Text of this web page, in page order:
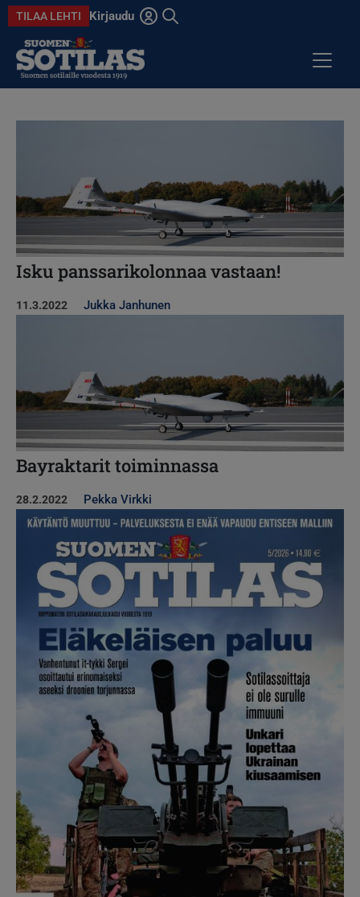
Hyppää pääsisältöön
TILAA LEHTI Kirjaudu Avaa haku
ANSIOMITALI
DIGILEHDET
Isku panssarikolonnaa vastaan!
11.3.2022 Jukka Janhunen
Bayraktarit toiminnassa
28.2.2022 Pekka Virkki